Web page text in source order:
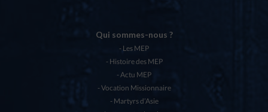
Qui sommes-nous ?
Les MEP
Histoire des MEP
Actu MEP
Vocation Missionnaire
Martyrs d’Asie